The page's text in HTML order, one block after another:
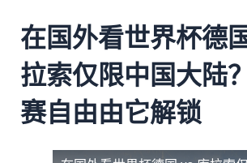
在国外看世界杯德
拉索仅限中国大陆
赛自由由它解锁